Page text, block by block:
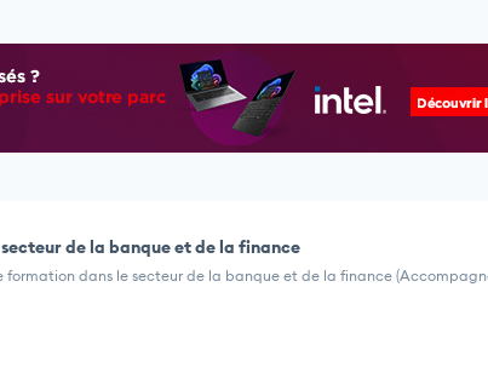
de la banque et de la finance
dans le secteur de la banque et de la finance